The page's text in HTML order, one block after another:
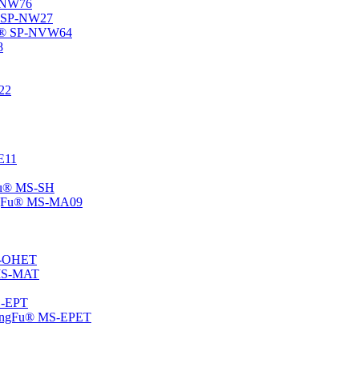
NW27
SP-NVW64
MS-SH
MS-MA09
OHET
MAT
EPT
MS-EPET